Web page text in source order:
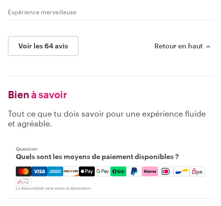
Expérience merveilleuse
Voir les 64 avis Retour en haut
Bien à savoir
Tout ce que tu dois savoir pour une expérience fluide
et agréable.
Question
Quels sont les moyens de paiement disponibles ?
Mastercard, Visa, Amex, Discover, Apple Pay, Google
La disponibilité varie selon la destination